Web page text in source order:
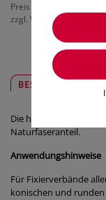
Preis inkl. MwSt.
zzgl. Versandkosten
BESCHREIBUNG
Die hochelastische
Naturfaseranteil.
Anwendungshinweise
Für Fixierverbände
konischen und